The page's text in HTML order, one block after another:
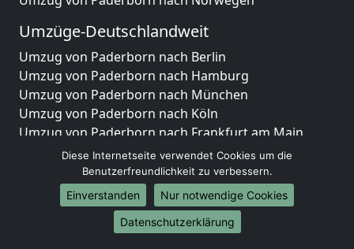
Umzüge-Deutschlandweit
Umzug von Paderborn nach Berlin
Umzug von Paderborn nach Hamburg
Umzug von Paderborn nach München
Umzug von Paderborn nach Köln
Umzug von Paderborn nach Frankfurt am Main
Umzug von Paderborn nach Stuttgart
Umzug von Paderborn nach Düsseldorf
Umzug von Paderborn nach Leipzig
Umzug von Paderborn nach Dortmund
Umzug von Paderborn nach Essen
Diese Internetseite verwendet Cookies um die
Benutzerfreundlichkeit zu verbessern.
Einverstanden
Nur notwendige Cookies
Datenschutzerklärung